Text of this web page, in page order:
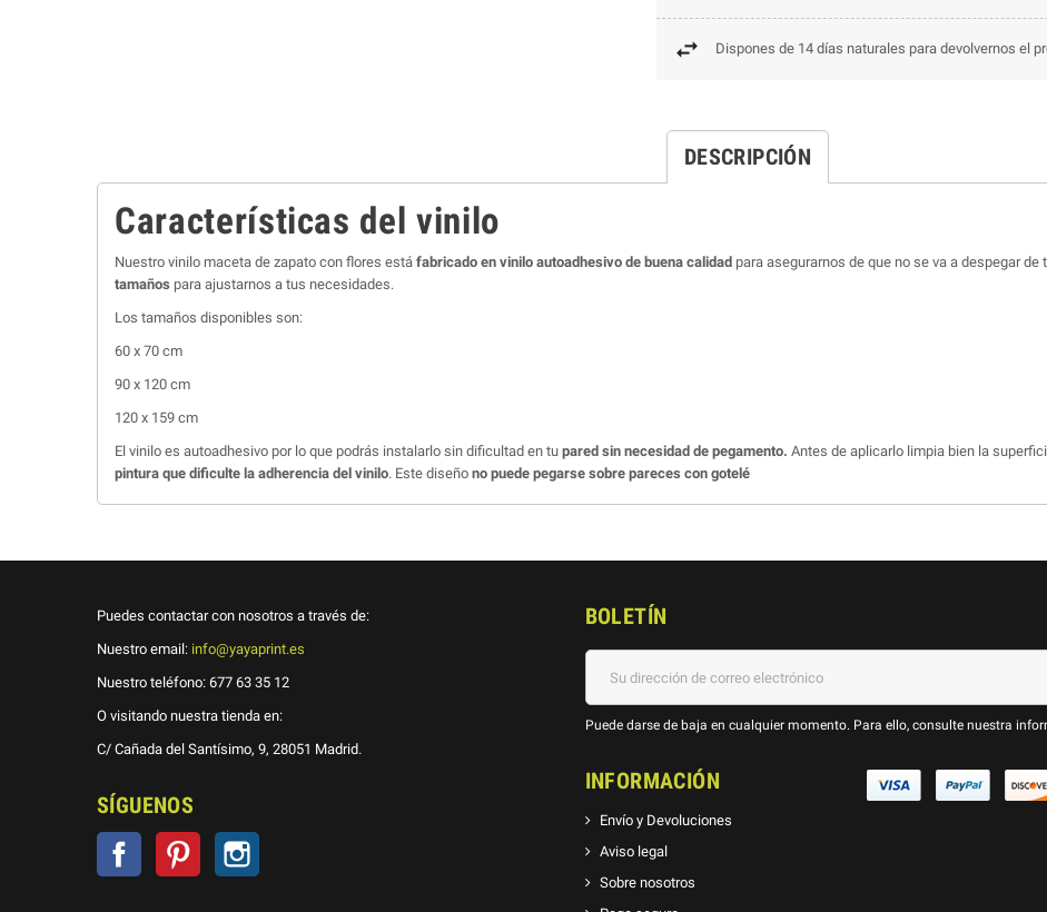
Dispones de 14 días naturales para devolvernos el
DESCRIPCIÓN
Características del vinilo
Nuestro vinilo maceta de zapato con flores está fabricado en vinilo autoadhesivo de buena calidad para asegurarnos de que no se va a despegar de
tamaños para ajustarnos a tus necesidades.
Los tamaños disponibles son:
60 x 70 cm
90 x 120 cm
120 x 159 cm
El vinilo es autoadhesivo por lo que podrás instalarlo sin dificultad en tu pared sin necesidad de pegamento. Antes de aplicarlo limpia bien la
pintura que dificulte la adherencia del vinilo. Este diseño no puede pegarse sobre pareces con gotelé
Puedes contactar con nosotros a través de:
Nuestro email: info@yayaprint.es
Nuestro teléfono: 677 63 35 12
O visitando nuestra tienda en:
C/ Cañada del Santísimo, 9, 28051 Madrid.
SÍGUENOS
Facebook Pinterest
BOLETÍN
Puede darse de baja en cualquier momento. Para ello, consulte nuestra
INFORMACIÓN
Envío y Devoluciones
Aviso legal
Sobre nosotros